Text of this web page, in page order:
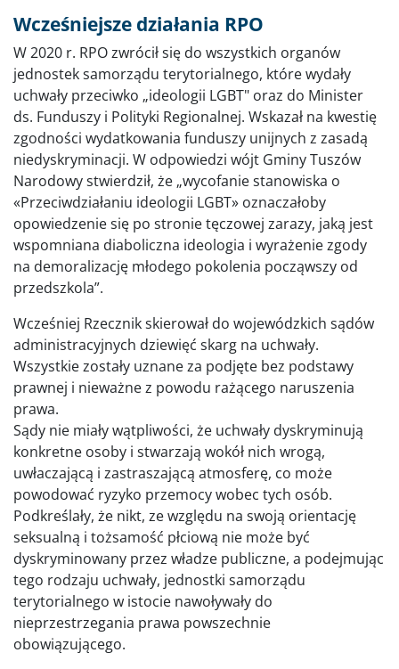
Wcześniejsze działania RPO
W 2020 r. RPO zwrócił się do wszystkich organów
jednostek samorządu terytorialnego, które wydały
uchwały przeciwko „ideologii LGBT" oraz do Minister
ds. Funduszy i Polityki Regionalnej. Wskazał na kwestię
zgodności wydatkowania funduszy unijnych z zasadą
niedyskryminacji. W odpowiedzi wójt Gminy Tuszów
Narodowy stwierdził, że „wycofanie stanowiska o
«Przeciwdziałaniu ideologii LGBT» oznaczałoby
opowiedzenie się po stronie tęczowej zarazy, jaką jest
wspomniana diaboliczna ideologia i wyrażenie zgody
na demoralizację młodego pokolenia począwszy od
przedszkola”.
Wcześniej Rzecznik skierował do wojewódzkich sądów
administracyjnych dziewięć skarg na uchwały.
Wszystkie zostały uznane za podjęte bez podstawy
prawnej i nieważne z powodu rażącego naruszenia
prawa.
Sądy nie miały wątpliwości, że uchwały dyskryminują
konkretne osoby i stwarzają wokół nich wrogą,
uwłaczającą i zastraszającą atmosferę, co może
powodować ryzyko przemocy wobec tych osób.
Podkreślały, że nikt, ze względu na swoją orientację
seksualną i tożsamość płciową nie może być
dyskryminowany przez władze publiczne, a podejmując
tego rodzaju uchwały, jednostki samorządu
terytorialnego w istocie nawoływały do
nieprzestrzegania prawa powszechnie
obowiązującego.